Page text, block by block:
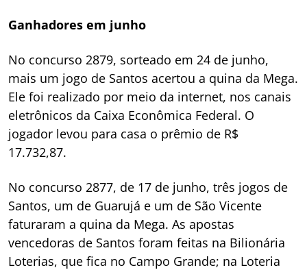
Ganhadores em junho
No concurso 2879, sorteado em 24 de junho,
mais um jogo de Santos acertou a quina da Mega.
Ele foi realizado por meio da internet, nos canais
eletrônicos da Caixa Econômica Federal. O
jogador levou para casa o prêmio de R$
17.732,87.
No concurso 2877, de 17 de junho, três jogos de
Santos, um de Guarujá e um de São Vicente
faturaram a quina da Mega. As apostas
vencedoras de Santos foram feitas na Bilionária
Loterias, que fica no Campo Grande; na Loteria